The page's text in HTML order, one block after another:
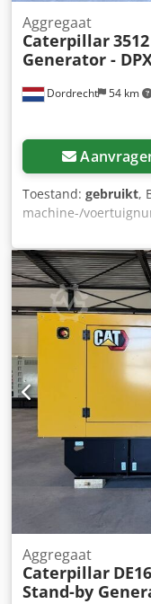
Dordrecht 54 km
Aggregaat
Caterpillar
Generator -
Toestand: gebruikt,
machine-/
Toepassingsgebied:
565 x 220 x 230 cm
Team DPX voor
Verdere opties en
Aggregaat
Caterpillar
Stand-by